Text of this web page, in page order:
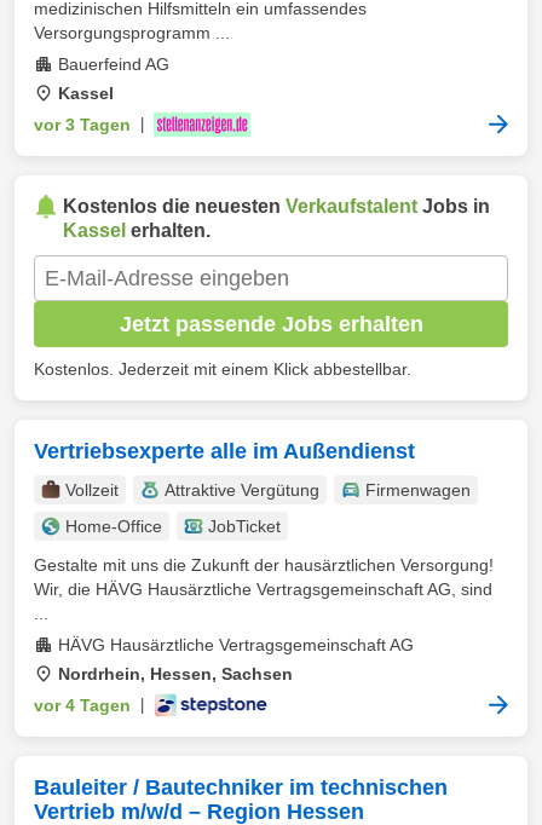
medizinischen Hilfsmitteln ein umfassendes
Versorgungsprogramm ...
Bauerfeind AG
Kassel
vor 3 Tagen
Kostenlos die neuesten Verkaufstalent Jobs in
Kassel erhalten.
Jetzt passende Jobs erhalten
Kostenlos. Jederzeit mit einem Klick abbestellbar.
Vertriebsexperte alle im Außendienst
Vollzeit Attraktive Vergütung
Firmenwagen
Home-Office
JobTicket
Gestalte mit uns die Zukunft der hausärztlichen Versorgung!
Wir, die HÄVG Hausärztliche Vertragsgemeinschaft AG, sind
HÄVG Hausärztliche Vertragsgemeinschaft AG
Nordrhein, Hessen, Sachsen
vor 4 Tagen
Bauleiter / Bautechniker im technischen
Vertrieb m/w/d – Region Hessen